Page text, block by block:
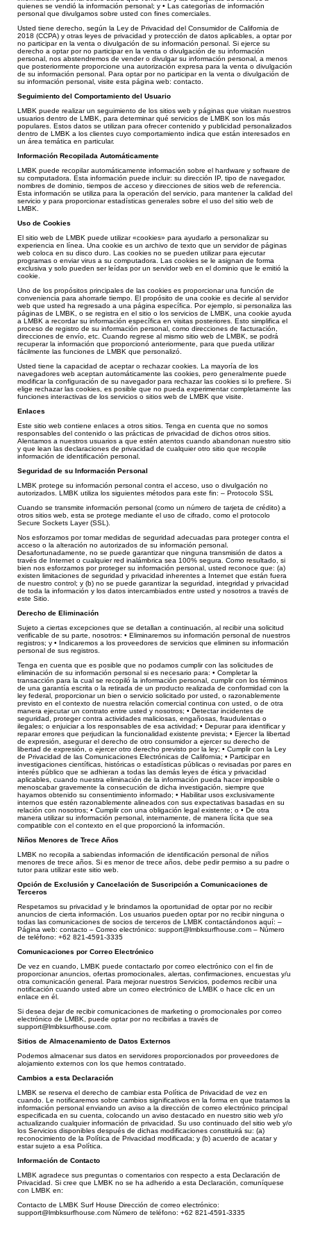
quienes se vendió la información personal; y • Las categorías de información
personal que divulgamos sobre usted con fines comerciales.
Usted tiene derecho, según la Ley de Privacidad del Consumidor de California de
2018 (CCPA) y otras leyes de privacidad y protección de datos aplicables, a optar por
no participar en la venta o divulgación de su información personal. Si ejerce su
derecho a optar por no participar en la venta o divulgación de su información
personal, nos abstendremos de vender o divulgar su información personal, a menos
que posteriormente proporcione una autorización expresa para la venta o divulgación
de su información personal. Para optar por no participar en la venta o divulgación de
su información personal, visite esta página web: contacto.
Seguimiento del Comportamiento del Usuario
LMBK puede realizar un seguimiento de los sitios web y páginas que visitan nuestros
usuarios dentro de LMBK, para determinar qué servicios de LMBK son los más
populares. Estos datos se utilizan para ofrecer contenido y publicidad personalizados
dentro de LMBK a los clientes cuyo comportamiento indica que están interesados en
un área temática en particular.
Información Recopilada Automáticamente
LMBK puede recopilar automáticamente información sobre el hardware y software de
su computadora. Esta información puede incluir: su dirección IP, tipo de navegador,
nombres de dominio, tiempos de acceso y direcciones de sitios web de referencia.
Esta información se utiliza para la operación del servicio, para mantener la calidad del
servicio y para proporcionar estadísticas generales sobre el uso del sitio web de
LMBK.
Uso de Cookies
El sitio web de LMBK puede utilizar «cookies» para ayudarlo a personalizar su
experiencia en línea. Una cookie es un archivo de texto que un servidor de páginas
web coloca en su disco duro. Las cookies no se pueden utilizar para ejecutar
programas o enviar virus a su computadora. Las cookies se le asignan de forma
exclusiva y solo pueden ser leídas por un servidor web en el dominio que le emitió la
cookie.
Uno de los propósitos principales de las cookies es proporcionar una función de
conveniencia para ahorrarle tiempo. El propósito de una cookie es decirle al servidor
web que usted ha regresado a una página específica. Por ejemplo, si personaliza las
páginas de LMBK, o se registra en el sitio o los servicios de LMBK, una cookie ayuda
a LMBK a recordar su información específica en visitas posteriores. Esto simplifica el
proceso de registro de su información personal, como direcciones de facturación,
direcciones de envío, etc. Cuando regrese al mismo sitio web de LMBK, se podrá
recuperar la información que proporcionó anteriormente, para que pueda utilizar
fácilmente las funciones de LMBK que personalizó.
Usted tiene la capacidad de aceptar o rechazar cookies. La mayoría de los
navegadores web aceptan automáticamente las cookies, pero generalmente puede
modificar la configuración de su navegador para rechazar las cookies si lo prefiere. Si
elige rechazar las cookies, es posible que no pueda experimentar completamente las
funciones interactivas de los servicios o sitios web de LMBK que visite.
Enlaces
Este sitio web contiene enlaces a otros sitios. Tenga en cuenta que no somos
responsables del contenido o las prácticas de privacidad de dichos otros sitios.
Alentamos a nuestros usuarios a que estén atentos cuando abandonan nuestro sitio
y que lean las declaraciones de privacidad de cualquier otro sitio que recopile
información de identificación personal.
Seguridad de su Información Personal
LMBK protege su información personal contra el acceso, uso o divulgación no
autorizados. LMBK utiliza los siguientes métodos para este fin: – Protocolo SSL
Cuando se transmite información personal (como un número de tarjeta de crédito) a
otros sitios web, esta se protege mediante el uso de cifrado, como el protocolo
Secure Sockets Layer (SSL).
Nos esforzamos por tomar medidas de seguridad adecuadas para proteger contra el
acceso o la alteración no autorizados de su información personal.
Desafortunadamente, no se puede garantizar que ninguna transmisión de datos a
través de Internet o cualquier red inalámbrica sea 100% segura. Como resultado, si
bien nos esforzamos por proteger su información personal, usted reconoce que: (a)
existen limitaciones de seguridad y privacidad inherentes a Internet que están fuera
de nuestro control; y (b) no se puede garantizar la seguridad, integridad y privacidad
de toda la información y los datos intercambiados entre usted y nosotros a través de
este Sitio.
Derecho de Eliminación
Sujeto a ciertas excepciones que se detallan a continuación, al recibir una solicitud
verificable de su parte, nosotros: • Eliminaremos su información personal de nuestros
registros; y • Indicaremos a los proveedores de servicios que eliminen su información
personal de sus registros.
Tenga en cuenta que es posible que no podamos cumplir con las solicitudes de
eliminación de su información personal si es necesario para: • Completar la
transacción para la cual se recopiló la información personal, cumplir con los términos
de una garantía escrita o la retirada de un producto realizada de conformidad con la
ley federal, proporcionar un bien o servicio solicitado por usted, o razonablemente
previsto en el contexto de nuestra relación comercial continua con usted, o de otra
manera ejecutar un contrato entre usted y nosotros; • Detectar incidentes de
seguridad, proteger contra actividades maliciosas, engañosas, fraudulentas o
ilegales; o enjuiciar a los responsables de esa actividad; • Depurar para identificar y
reparar errores que perjudican la funcionalidad existente prevista; • Ejercer la libertad
de expresión, asegurar el derecho de otro consumidor a ejercer su derecho de
libertad de expresión, o ejercer otro derecho previsto por la ley; • Cumplir con la Ley
de Privacidad de las Comunicaciones Electrónicas de California; • Participar en
investigaciones científicas, históricas o estadísticas públicas o revisadas por pares en
interés público que se adhieran a todas las demás leyes de ética y privacidad
aplicables, cuando nuestra eliminación de la información pueda hacer imposible o
menoscabar gravemente la consecución de dicha investigación, siempre que
hayamos obtenido su consentimiento informado; • Habilitar usos exclusivamente
internos que estén razonablemente alineados con sus expectativas basadas en su
relación con nosotros; • Cumplir con una obligación legal existente; o • De otra
manera utilizar su información personal, internamente, de manera lícita que sea
compatible con el contexto en el que proporcionó la información.
Niños Menores de Trece Años
LMBK no recopila a sabiendas información de identificación personal de niños
menores de trece años. Si es menor de trece años, debe pedir permiso a su padre o
tutor para utilizar este sitio web.
Opción de Exclusión y Cancelación de Suscripción a Comunicaciones de
Terceros
Respetamos su privacidad y le brindamos la oportunidad de optar por no recibir
anuncios de cierta información. Los usuarios pueden optar por no recibir ninguna o
todas las comunicaciones de socios de terceros de LMBK contactándonos aquí: –
Página web: contacto – Correo electrónico: support@lmbksurfhouse.com – Número
de teléfono: +62 821-4591-3335
Comunicaciones por Correo Electrónico
De vez en cuando, LMBK puede contactarlo por correo electrónico con el fin de
proporcionar anuncios, ofertas promocionales, alertas, confirmaciones, encuestas y/u
otra comunicación general. Para mejorar nuestros Servicios, podemos recibir una
notificación cuando usted abre un correo electrónico de LMBK o hace clic en un
enlace en él.
Si desea dejar de recibir comunicaciones de marketing o promocionales por correo
electrónico de LMBK, puede optar por no recibirlas a través de
support@lmbksurfhouse.com.
Sitios de Almacenamiento de Datos Externos
Podemos almacenar sus datos en servidores proporcionados por proveedores de
alojamiento externos con los que hemos contratado.
Cambios a esta Declaración
LMBK se reserva el derecho de cambiar esta Política de Privacidad de vez en
cuando. Le notificaremos sobre cambios significativos en la forma en que tratamos la
información personal enviando un aviso a la dirección de correo electrónico principal
especificada en su cuenta, colocando un aviso destacado en nuestro sitio web y/o
actualizando cualquier información de privacidad. Su uso continuado del sitio web y/o
los Servicios disponibles después de dichas modificaciones constituirá su: (a)
reconocimiento de la Política de Privacidad modificada; y (b) acuerdo de acatar y
estar sujeto a esa Política.
Información de Contacto
LMBK agradece sus preguntas o comentarios con respecto a esta Declaración de
Privacidad. Si cree que LMBK no se ha adherido a esta Declaración, comuníquese
con LMBK en:
Contacto de LMBK Surf House Dirección de correo electrónico:
support@lmbksurfhouse.com Número de teléfono: +62 821-4591-3335